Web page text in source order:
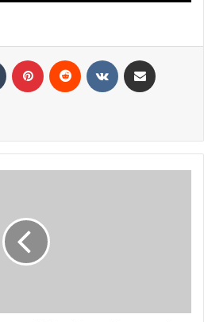
Tumblr Pinterest Reddit VKontakte